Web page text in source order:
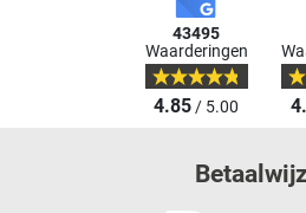
43495
Waarderingen
4.85/ 5.00